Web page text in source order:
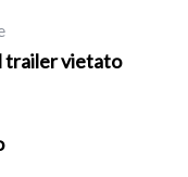
trailer vietato